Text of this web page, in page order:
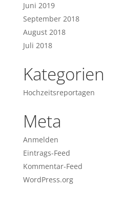
Juni 2019
September 2018
August 2018
Juli 2018
Kategorien
Hochzeitsreportagen
Meta
Anmelden
Eintrags-Feed
Kommentar-Feed
WordPress.org